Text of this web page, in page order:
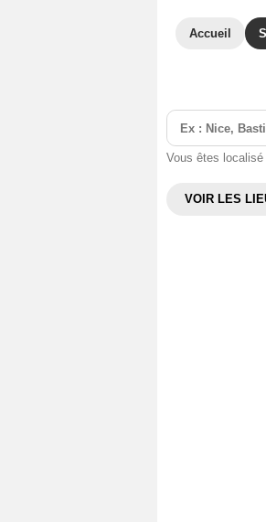
Accueil
Vous êtes localisé
VOIR LES